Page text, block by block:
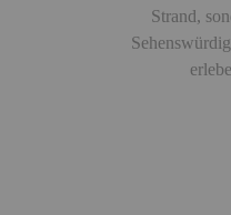
Strand,